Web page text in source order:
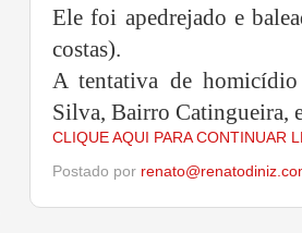
Ele foi apedrejado e
costas).
A tentativa de
Silva, Bairro Catingueira,
CLIQUE AQUI PARA CONTINUAR
Postado por